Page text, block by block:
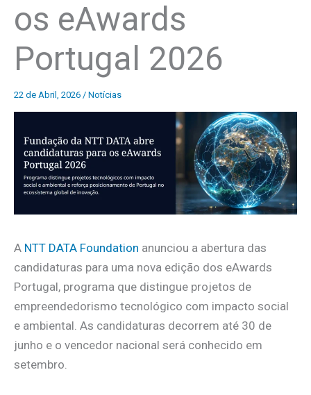
os eAwards
Portugal 2026
22 de Abril, 2026 / Notícias
A NTT DATA Foundation anunciou a abertura das
candidaturas para uma nova edição dos eAwards
Portugal, programa que distingue projetos de
empreendedorismo tecnológico com impacto social
e ambiental. As candidaturas decorrem até 30 de
junho e o vencedor nacional será conhecido em
setembro.